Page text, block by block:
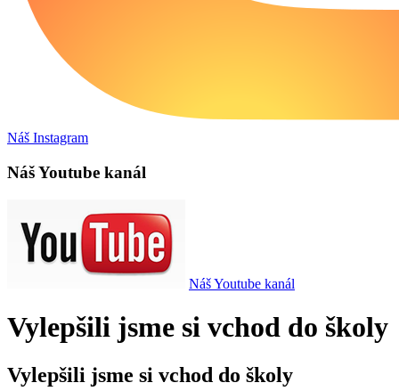
Náš Instagram
Náš Youtube kanál
Náš Youtube kanál
Vylepšili jsme si vchod do školy
Vylepšili jsme si vchod do školy